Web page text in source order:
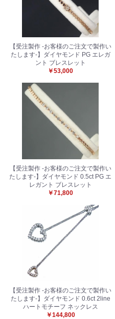
【受注製作 -お客様のご注文で製作い
たします-】ダイヤモンド PG エレガ
ント ブレスレット
￥53,000
【受注製作 -お客様のご注文で製作い
たします-】ダイヤモンド 0.5ct PG エ
レガント ブレスレット
￥71,800
【受注製作 -お客様のご注文で製作い
たします-】ダイヤモンド 0.6ct 2line
ハートモチーフ ネックレス
￥144,800